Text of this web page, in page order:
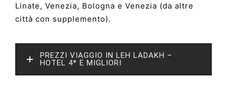
Linate, Venezia, Bologna e Venezia (da altre
città con supplemento).
PREZZI VIAGGIO IN LEH LADAKH –
HOTEL 4* E MIGLIORI